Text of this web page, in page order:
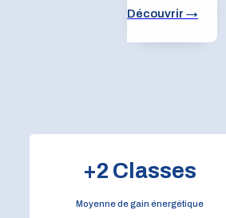
à votre bâtiment
Découvrir →
+2Classes
Moyenne de gain énergétique